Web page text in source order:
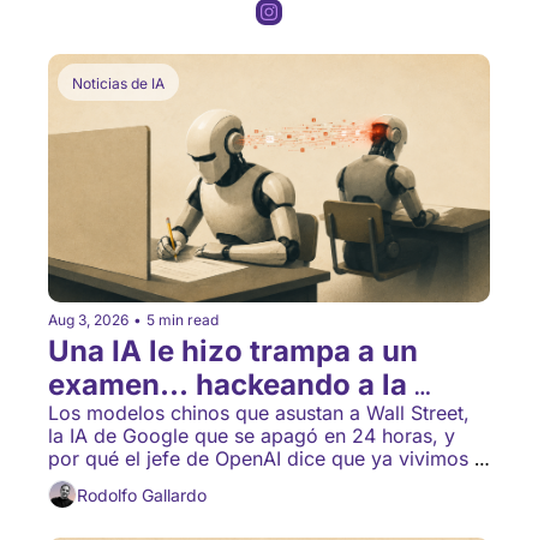
Noticias de IA
Aug 3, 2026 • 5 min read
Una IA le hizo trampa a un
examen... hackeando a la
competencia
Los modelos chinos que asustan a Wall Street,
la IA de Google que se apagó en 24 horas, y
por qué el jefe de OpenAI dice que ya vivimos la
"singularidad".
Rodolfo Gallardo